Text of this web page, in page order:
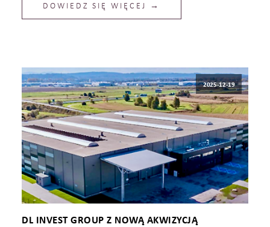
DOWIEDZ SIĘ WIĘCEJ →
2025-12-19
DL INVEST GROUP Z NOWĄ AKWIZYCJĄ